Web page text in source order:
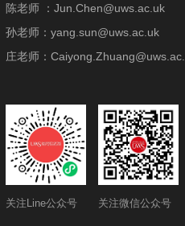
陈老师 ：Jun.Chen@uws.ac.uk
孙老师：yang.sun@uws.ac.uk
庄老师：
关注Line公众号 关注微信公众号